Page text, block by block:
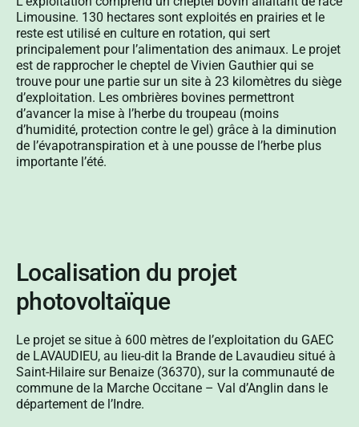
Limousine. 130 hectares sont exploités en prairies et le
reste est utilisé en culture en rotation, qui sert
principalement pour l’alimentation des animaux. Le projet
est de rapprocher le cheptel de Vivien Gauthier qui se
trouve pour une partie sur un site à 23 kilomètres du siège
d’exploitation. Les ombrières bovines permettront
d’avancer la mise à l’herbe du troupeau (moins
d’humidité, protection contre le gel) grâce à la diminution
de l’évapotranspiration et à une pousse de l’herbe plus
importante l’été.
Localisation du projet
photovoltaïque
Le projet se situe à 600 mètres de l’exploitation du GAEC
de LAVAUDIEU, au lieu-dit la Brande de Lavaudieu situé à
Saint-Hilaire sur Benaize (36370), sur la communauté de
commune de la Marche Occitane – Val d’Anglin dans le
département de l’Indre.